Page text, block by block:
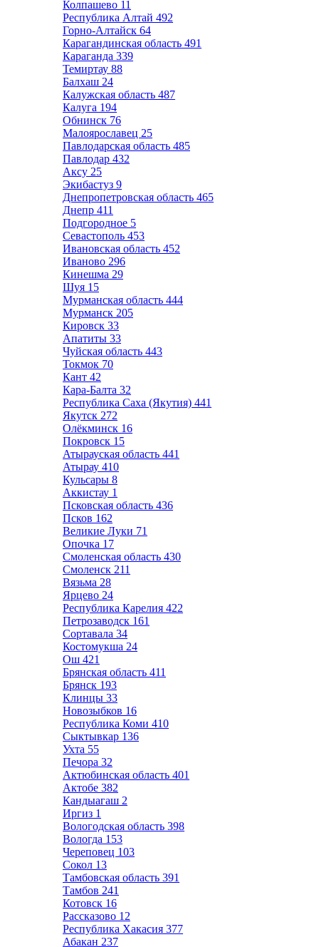
Колпашево 11
Республика Алтай 492
Горно-Алтайск 64
Карагандинская область 491
Караганда 339
Темиртау 88
Балхаш 24
Калужская область 487
Калуга 194
Обнинск 76
Малоярославец 25
Павлодарская область 485
Павлодар 432
Аксу 25
Экибастуз 9
Днепропетровская область 465
Днепр 411
Подгородное 5
Севастополь 453
Ивановская область 452
Иваново 296
Кинешма 29
Шуя 15
Мурманская область 444
Мурманск 205
Кировск 33
Апатиты 33
Чуйская область 443
Токмок 70
Кант 42
Кара-Балта 32
Республика Саха (Якутия) 441
Якутск 272
Олёкминск 16
Покровск 15
Атырауская область 441
Атырау 410
Кульсары 8
Аккистау 1
Псковская область 436
Псков 162
Великие Луки 71
Опочка 17
Смоленская область 430
Смоленск 211
Вязьма 28
Ярцево 24
Республика Карелия 422
Петрозаводск 161
Сортавала 34
Костомукша 24
Ош 421
Брянская область 411
Брянск 193
Клинцы 33
Новозыбков 16
Республика Коми 410
Сыктывкар 136
Ухта 55
Печора 32
Актюбинская область 401
Актобе 382
Кандыагаш 2
Иргиз 1
Вологодская область 398
Вологда 153
Череповец 103
Сокол 13
Тамбовская область 391
Тамбов 241
Котовск 16
Рассказово 12
Республика Хакасия 377
Абакан 237